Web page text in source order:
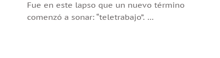
Fue en este lapso que un nuevo término
comenzó a sonar: “teletrabajo”. …